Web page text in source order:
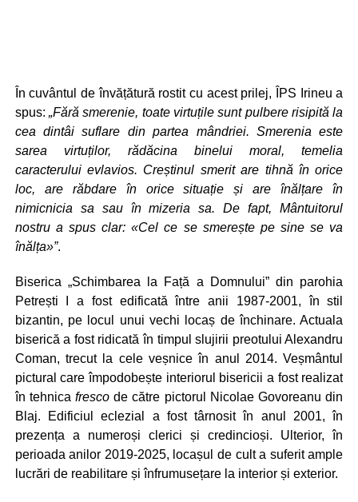
În cuvântul de învățătură rostit cu acest prilej, ÎPS Irineu a
spus: „Fără smerenie, toate virtuțile sunt pulbere risipită la
cea dintâi suflare din partea mândriei. Smerenia este
sarea virtuților, rădăcina binelui moral, temelia
caracterului evlavios. Creștinul smerit are tihnă în orice
loc, are răbdare în orice situație și are înălțare în
nimicnicia sa sau în mizeria sa. De fapt, Mântuitorul
nostru a spus clar:«Cel ce se smerește pe sine se va
înălța»”.
Biserica „Schimbarea la Față a Domnului” din parohia
Petrești I a fost edificată între anii 1987-2001, în stil
bizantin, pe locul unui vechi locaș de închinare. Actuala
biserică a fost ridicată în timpul slujirii preotului Alexandru
Coman, trecut la cele veșnice în anul 2014. Veșmântul
pictural care împodobește interiorul bisericii a fost realizat
în tehnicafresco de către pictorul Nicolae Govoreanu din
Blaj. Edificiul eclezial a fost târnosit în anul 2001, în
prezența a numeroși clerici și credincioși. Ulterior, în
perioada anilor 2019-2025, locașul de cult a suferit ample
lucrări de reabilitare și înfrumusețare la interior și exterior.